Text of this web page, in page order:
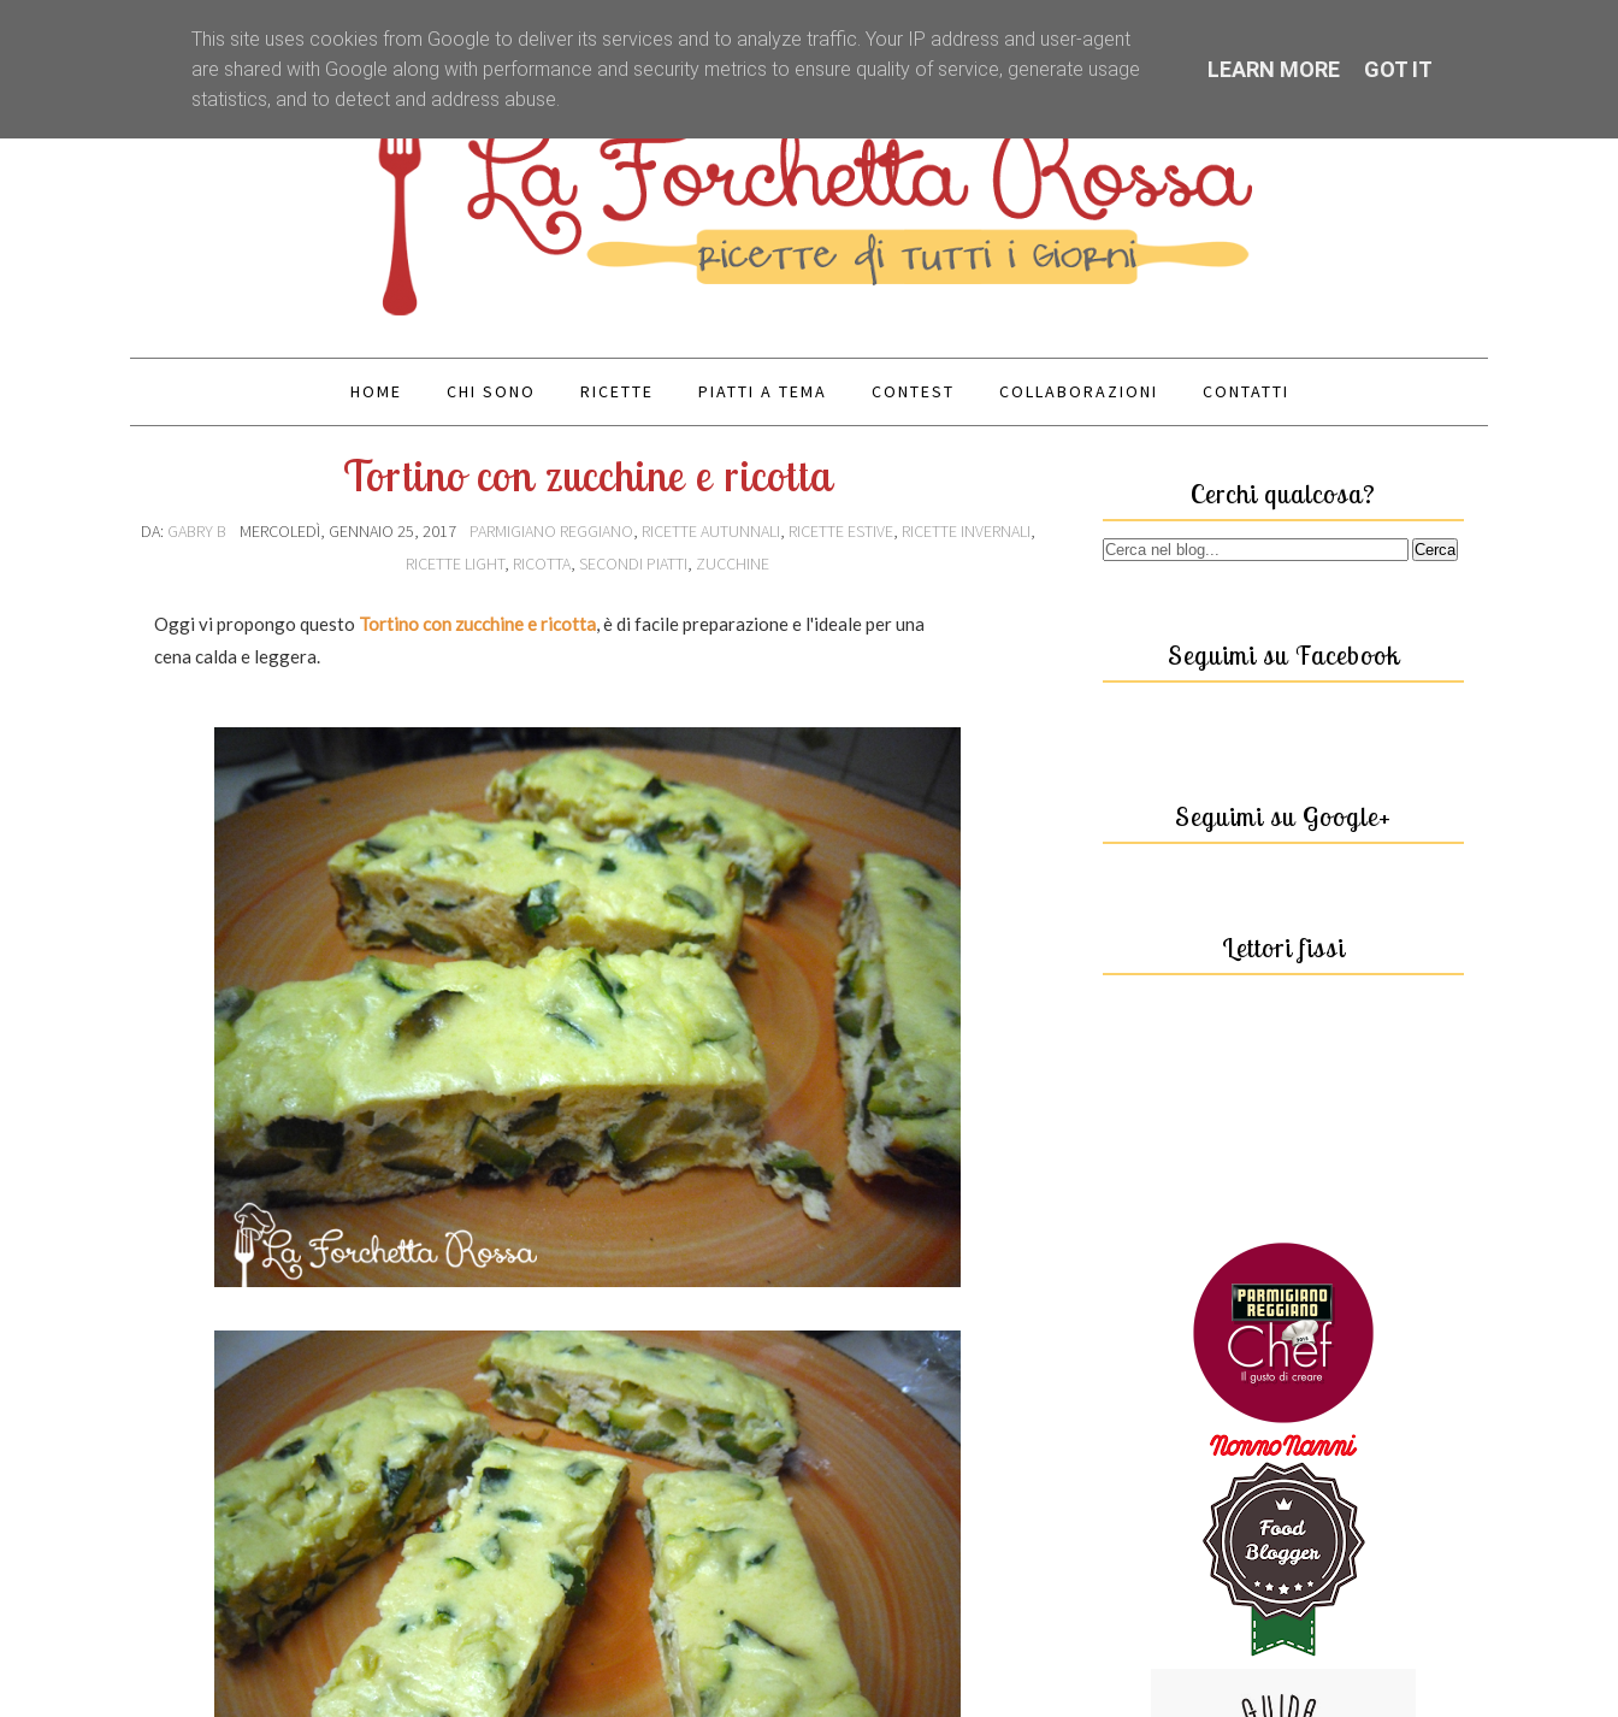
HOME CHI SONO RICETTE PIATTI A TEMA CONTEST COLLABORAZIONI CONTATTI
Tortino con zucchine e ricotta
DA: GABRY B MERCOLEDÌ, GENNAIO 25, 2017 PARMIGIANO REGGIANO, RICETTE AUTUNNALI, RICETTE ESTIVE, RICETTE INVERNALI,
RICETTE LIGHT, RICOTTA, SECONDI PIATTI, ZUCCHINE
Oggi vi propongo questo Tortino con zucchine e ricotta, è di facile preparazione e l'ideale per una
cena calda e leggera.
Cerchi qualcosa?
Seguimi su Facebook
Seguimi su Google+
Lettori fissi
This site uses cookies from Google to deliver its services and to analyze traffic. Your IP address and user-agent
are shared with Google along with performance and security metrics to ensure quality of service, generate usage
statistics, and to detect and address abuse.
LEARN MORE GOT IT